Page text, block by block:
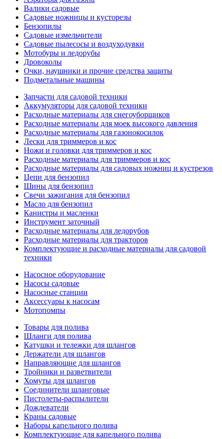
Валики садовые
Садовые ножницы и кусторезы
Бензопилы
Садовые измельчители
Садовые пылесосы и воздуходувки
Мотобуры и ледорубы
Дровоколы
Очки, наушники и прочие средства защиты
Подметальные машины
Запчасти для садовой техники
Аккумуляторы для садовой техники
Расходные материалы для снегоуборщиков
Расходные материалы для моек высокого давления
Расходные материалы для газонокосилок
Лески для триммеров и кос
Ножи и головки для триммеров и кос
Расходные материалы для триммеров и кос
Расходные материалы для садовых ножниц и кустрезов
Цепи для бензопил
Шины для бензопил
Свечи зажигания для бензопил
Масло для бензопил
Канистры и масленки
Инструмент заточный
Расходные материалы для ледорубов
Расходные материалы для тракторов
Комплектующие и расходные материалы для садовой
техники
Насосное оборудование
Насосы садовые
Насосные станции
Аксессуары к насосам
Мотопомпы
Товары для полива
Шланги для полива
Катушки и тележки для шлангов
Держатели для шлангов
Направляющие для шлангов
Тройники и разветвители
Хомуты для шлангов
Соединители шланговые
Пистолеты-распылители
Дождеватели
Краны садовые
Наборы капельного полива
Комплектующие для капельного полива